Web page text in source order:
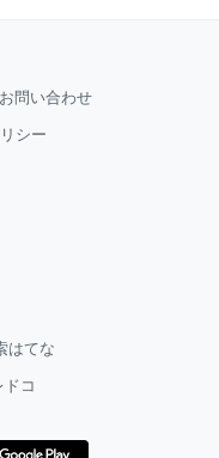
お問い合わせ
シー
はてな
ドコ